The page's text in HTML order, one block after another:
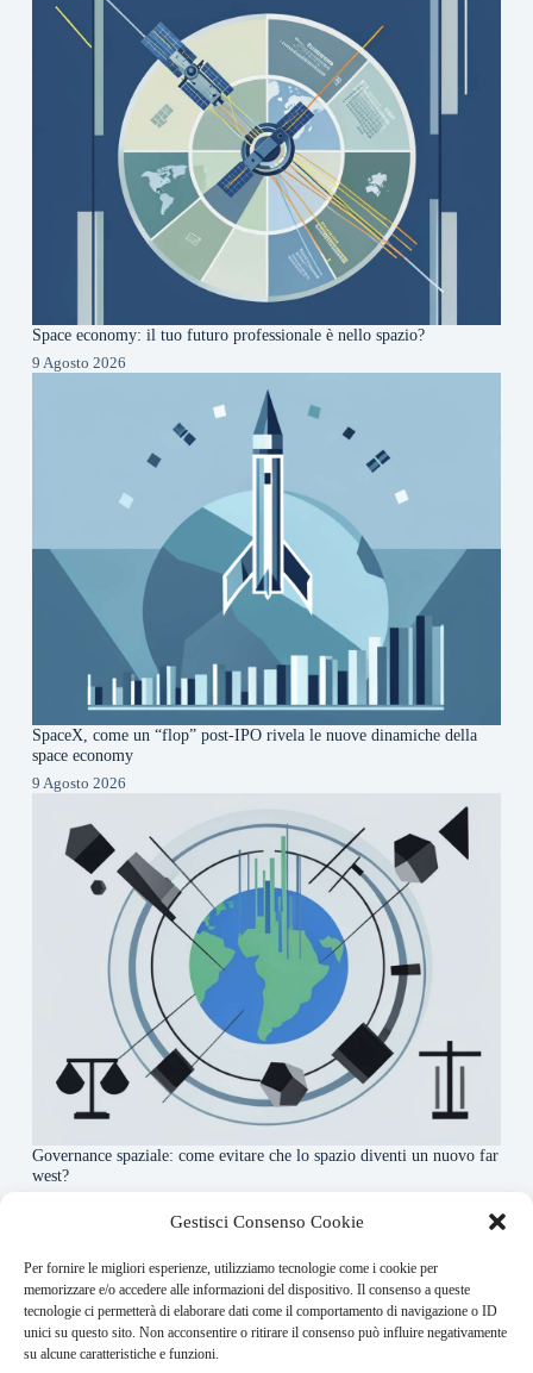
Gestisci Consenso Cookie
Per fornire le migliori esperienze, utilizziamo tecnologie come i cookie per
memorizzare e/o accedere alle informazioni del dispositivo. Il consenso a queste
tecnologie ci permetterà di elaborare dati come il comportamento di navigazione o ID
unici su questo sito. Non acconsentire o ritirare il consenso può influire negativamente
su alcune caratteristiche e funzioni.
Space economy: il tuo futuro professionale è nello spazio?
9 Agosto 2026
SpaceX, come un “flop” post-IPO rivela le nuove dinamiche della
space economy
9 Agosto 2026
Governance spaziale: come evitare che lo spazio diventi un nuovo far
west?
About this website
Orbitare ogni giorno trova per te le notizie più rilevanti in
ambito space economy.